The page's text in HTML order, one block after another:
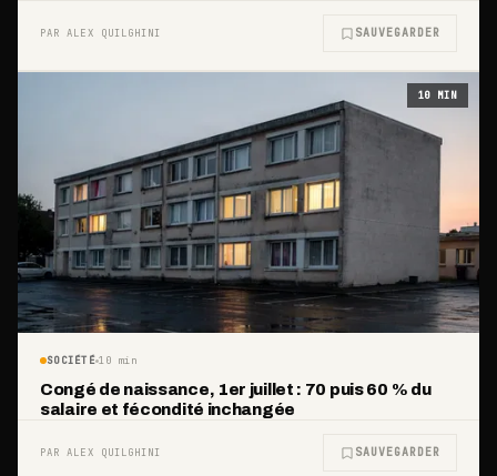
PAR ALEX QUILGHINI SAUVEGARDER
10 MIN
SOCIÉTÉ 10 min
Congé de naissance, 1er juillet : 70 puis 60 % du
salaire et fécondité inchangée
PAR ALEX QUILGHINI SAUVEGARDER